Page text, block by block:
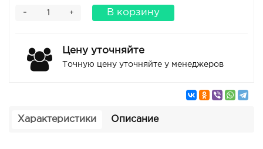
+
- В корзину
Цену уточняйте
Точную цену уточняйте у менеджеров
Характеристики Описание